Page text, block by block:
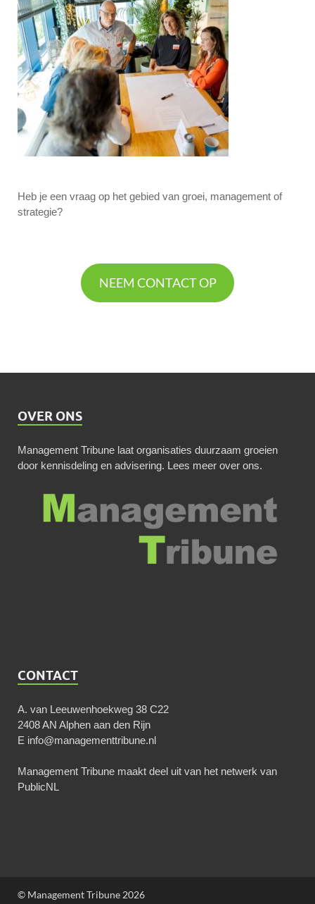
Heb je een vraag op het gebied van groei, management of
strategie?
NEEM CONTACT OP
OVER ONS
Management Tribune laat organisaties duurzaam groeien
door kennisdeling en advisering. Lees meer over ons.
CONTACT
A. van Leeuwenhoekweg 38 C22
2408 AN Alphen aan den Rijn
E info@managementtribune.nl
Management Tribune maakt deel uit van het netwerk van
PublicNL
© Management Tribune 2026